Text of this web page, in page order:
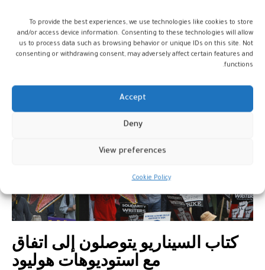
To provide the best experiences, we use technologies like cookies to store
and/or access device information. Consenting to these technologies will allow
us to process data such as browsing behavior or unique IDs on this site. Not
consenting or withdrawing consent, may adversely affect certain features and
functions.
Accept
Deny
View preferences
Cookie Policy
الاستوديوهات
أخبار 14 ديسمبر، 2023
كتاب السيناريو يتوصلون إلى اتفاق
مع استوديوهات هوليود